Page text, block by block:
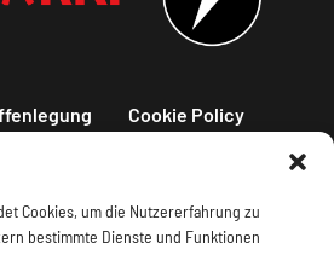
Cookies, um die Nutzererfahrung zu
bestimmte Dienste und Funktionen
Cookie Policy